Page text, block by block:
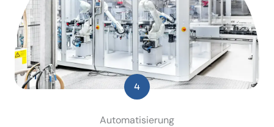
Automa­ti­sierung